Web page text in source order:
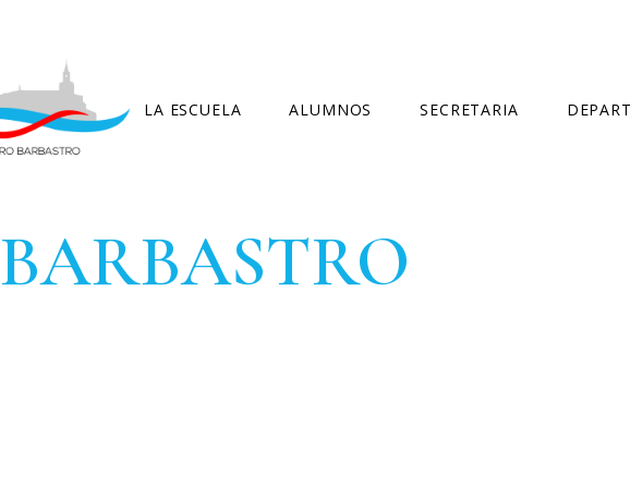
LA ESCUELA
CURSOS IMPARTIDOS
CONSEJO ESCOLAR
ALUMNOS
LIBROS
EXÁMENES
SECRETARIA